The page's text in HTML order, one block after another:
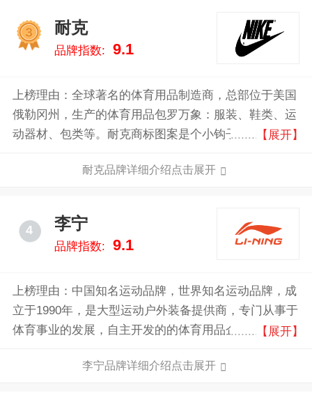
耐克
品牌指数: 9.1
上榜理由：全球著名的体育用品制造商，总部位于美国
俄勒冈州，生产的体育用品包罗万象：服装、鞋类、运
动器材、包类等。耐克商标图案是个小钩子。耐克一直
为光荣的任务。耐克的语言就是运动的语言。
【展开】
耐克品牌详细介绍点击展开
4 李宁
品牌指数: 9.1
上榜理由：中国知名运动品牌，世界知名运动品牌，成
立于1990年，是大型运动户外装备提供商，专门从事于
体育事业的发展，自主开发的的体育用品企业，已逐步
包括运动休闲鞋类、服装、器材和配件产品。
【展开】
李宁品牌详细介绍点击展开